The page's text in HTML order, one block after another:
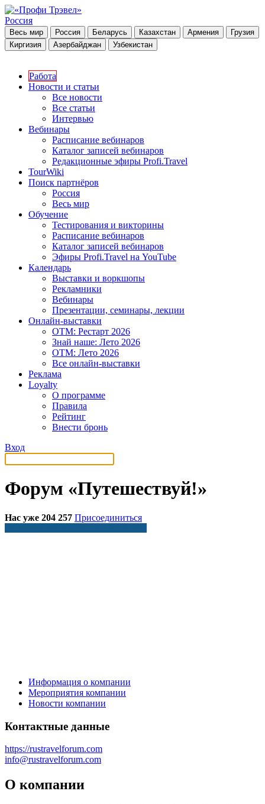
Россия
Весь мир Россия Беларусь Казахстан Армения
Грузия
Киргизия
Азербайджан Узбекистан
Работа
Новости и статьи
Все новости
Все статьи
Интервью
Вебинары
Расписание вебинаров
Каталог записей вебинаров
Редакционные эфиры Profi.Travel
TourWiki
Поиск партнёров
Россия
Весь мир
Обучение
Тестирования и викторины
Расписание вебинаров
Каталог записей вебинаров
Эфиры Profi.Travel на YouTube
Календарь
Выставки и воркшопы
Рекламники
Вебинары
Презентации, семинары, лекции
Онлайн-выставки
OTM: Рестарт 2026
Знай наше: Лето 2026
OTM: Лето 2026
Все онлайн-выставки
Реклама
Loyalty
О программе
Правила
Рейтинг
Внести бронь
Вход
Форум «Путешествуй!»
Нас уже 204 257 Присоединиться
Информация о компании
Мероприятия компании
Новости компании
Контактные данные
https://rustravelforum.com
info@rustravelforum.com
О компании